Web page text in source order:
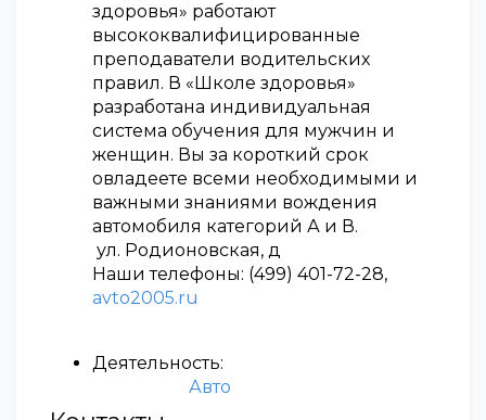
здоровья» работают
высококвалифицированные
преподаватели водительских
правил. В «Школе здоровья»
разработана индивидуальная
система обучения для мужчин и
женщин. Вы за короткий срок
овладеете всеми необходимыми и
важными знаниями вождения
автомобиля категорий А и В.
ул. Родионовская, д
Наши телефоны: (499) 401-72-28,
avto2005.ru
Деятельность:
Авто